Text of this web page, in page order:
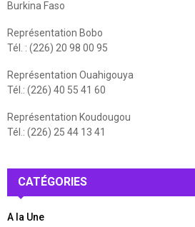
Burkina Faso
Représentation Bobo
Tél. : (226) 20 98 00 95
Représentation Ouahigouya
Tél.: (226) 40 55 41 60
Représentation Koudougou
Tél.: (226) 25 44 13 41
CATÉGORIES
A la Une